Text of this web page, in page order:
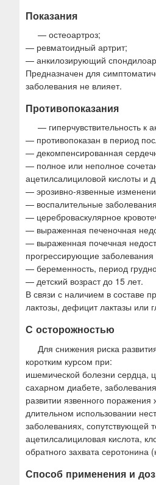
Показания
— остеоартроз;
— ревматоидный артрит;
— анкилозирующий
Предназначен для
заболевания не влияет.
Противопоказания
— гиперчувствительность к
— противопоказан в период
— декомпенсированная
— полное или неполное
ацетилсалициловой кислоты и
— эрозивно-язвенные
— воспалительные
— цереброваскулярное
— выраженная печеночная
— выраженная почечная
прогрессирующие
— беременность, период
— детский возраст до 15 лет.
В связи с наличием в составе
лактозы, дефицит лактазы или
С осторожностью
Для снижения риска
коротким курсом при:
ишемической болезни сердца,
сахарном диабете,
развитии язвенного
длительном использовании
заболеваниях, сопутствующей
ацетилсалициловая кислота,
обратного захвата
Способ применения и